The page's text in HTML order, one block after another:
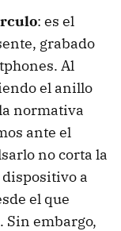
: es el
grabado
Al
el anillo
normativa
ante el
no corta la
a
el que
Sin embargo,